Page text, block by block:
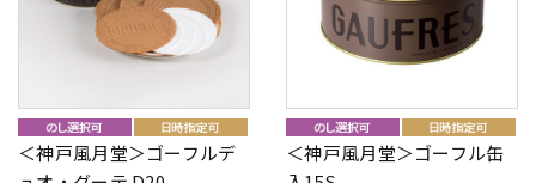
＜神戸風月堂＞ゴーフルデ
＜神戸風月堂＞ゴーフル缶